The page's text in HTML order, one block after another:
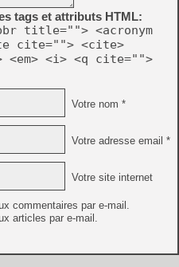
tags et attributs HTML:
title=""> <acronym
cite=""> <cite>
<em> <i> <q cite="">
Votre nom *
Votre adresse email *
Votre site internet
commentaires par e-mail.
articles par e-mail.